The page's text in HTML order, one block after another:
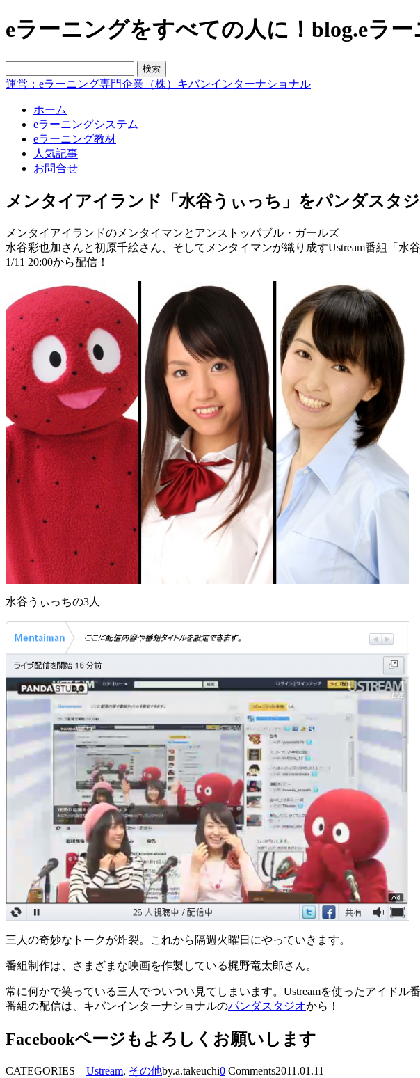
eラーニングをすべての人に！blog.eラ
運営：eラーニング専門企業（株）キバンインターナショナル
ホーム
eラーニングシステム
eラーニング教材
人気記事
お問合せ
メンタイアイランド「水谷うぃっち」をパンダスタ
メンタイアイランドのメンタイマンとアンストッパブル・ガールズ
水谷彩也加さんと初原千絵さん、そしてメンタイマンが織り成すUstream番組「水谷
1/11 20:00から配信！
水谷うぃっちの3人
三人の奇妙なトークが炸裂。これから隔週火曜日にやっていきます。
番組制作は、さまざまな映画を作製している梶野竜太郎さん。
常に何かで笑っている三人でついつい見てしまいます。Ustreamを使ったアイドル番
番組の配信は、キバンインターナショナルのパンダスタジオから！
Facebookページもよろしくお願いします
CATEGORIES Ustream, その他by.a.takeuchi0 Comments2011.01.11